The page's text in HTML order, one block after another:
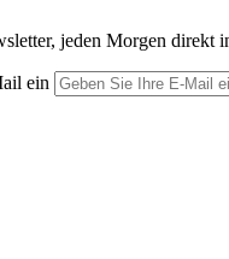
jeden Morgen direkt
ein